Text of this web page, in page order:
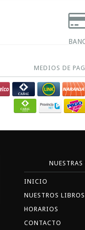
MEDIOS DE
NUESTRAS
INICIO
NUESTROS LIBROS
HORARIOS
CONTACTO